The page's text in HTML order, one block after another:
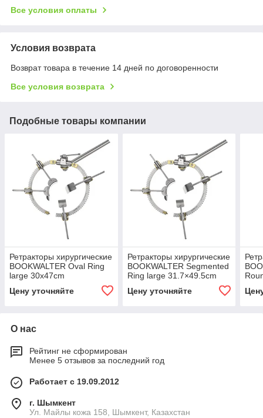
Все условия оплаты
Условия возврата
Возврат товара в течение 14 дней по договоренности
Все условия возврата
Подобные товары компании
Ретракторы хирургические
BOOKWALTER Oval Ring
large 30x47cm
Цену уточняйте
Ретракторы хирургические
BOOKWALTER Segmented
Ring large 31.7×49.5cm
Цену уточняйте
О нас
Рейтинг не сформирован
Менее 5 отзывов за последний год
Работает с 19.09.2012
г. Шымкент
Ул. Майлы кожа 158, Шымкент, Казахстан